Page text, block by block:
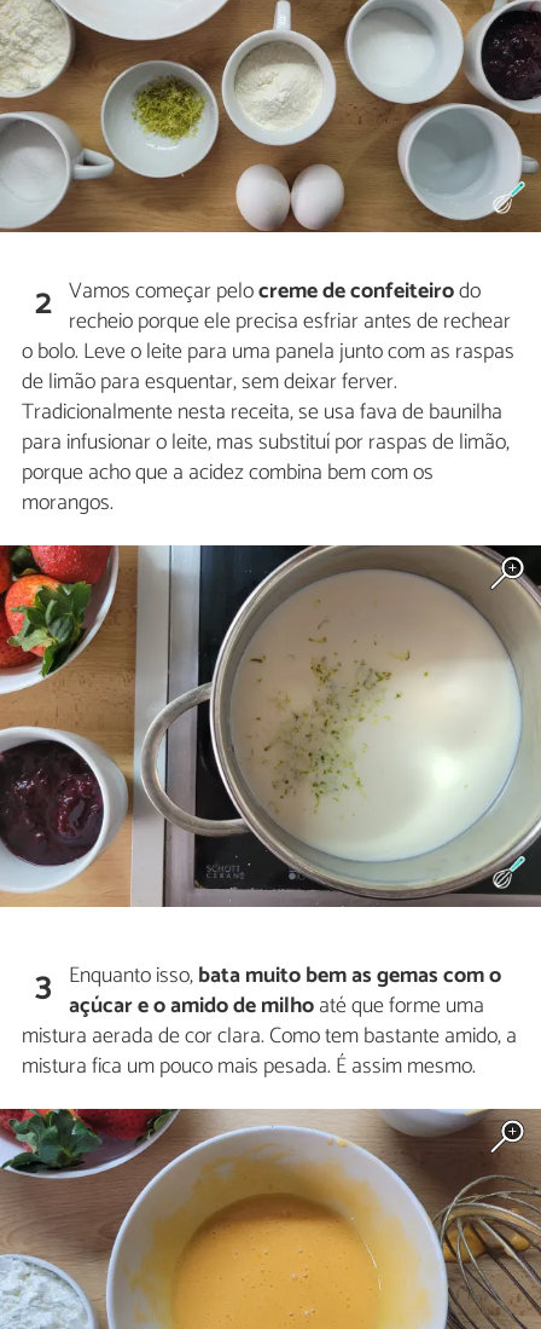
2 Vamos começar pelocreme de confeiteirodo
recheio porque ele precisa esfriar antes de rechear
o bolo. Leve o leite para uma panela junto com as raspas
de limão para esquentar, sem deixar ferver.
Tradicionalmente nesta receita, se usa fava de baunilha
para infusionar o leite, mas substituí por raspas de limão,
porque acho que a acidez combina bem com os
morangos.
3 Enquanto isso,bata muito bem as gemas com o
açúcar e o amido de milhoaté que forme uma
mistura aerada de cor clara. Como tem bastante amido, a
mistura fica um pouco mais pesada. É assim mesmo.